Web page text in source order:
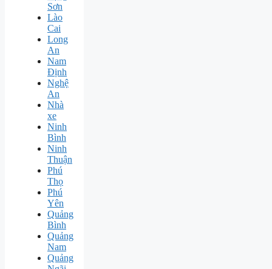
Sơn
Lào
Cai
Long
An
Nam
Định
Nghệ
An
Nhà
xe
Ninh
Bình
Ninh
Thuận
Phú
Thọ
Phú
Yên
Quảng
Bình
Quảng
Nam
Quảng